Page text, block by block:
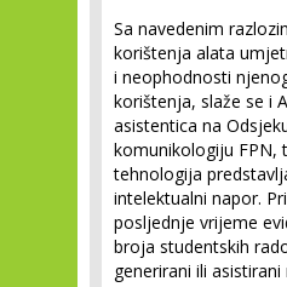
Sa navedenim
korištenja alata
i neophodnosti
korištenja, slaže se i
asistentica na
komunikologiju FPN,
tehnologija
intelektualni napor.
posljednje vrijeme
broja studentskih
generirani ili